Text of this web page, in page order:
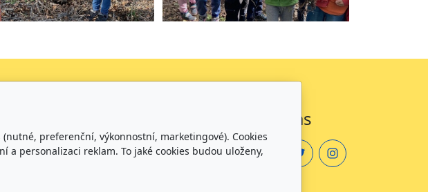
pro předškolní vzdělávání
Sledujte nás
preferenční, výkonnostní, marketingové). Cookies
personalizaci reklam. To jaké cookies budou uloženy,